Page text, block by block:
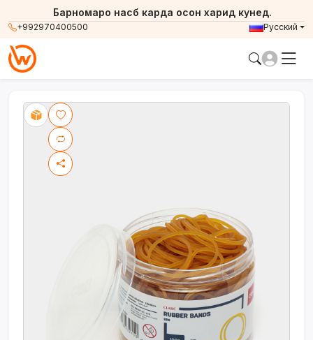
+992970400500
Барномаро насб карда осон харид кунед.
Русский